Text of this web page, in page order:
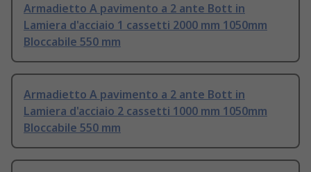
Armadietto A pavimento a 2 ante Bott in
Lamiera d'acciaio 1 cassetti 2000 mm 1050mm
Bloccabile 550 mm
Armadietto A pavimento a 2 ante Bott in
Lamiera d'acciaio 2 cassetti 1000 mm 1050mm
Bloccabile 550 mm